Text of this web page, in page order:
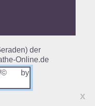
x